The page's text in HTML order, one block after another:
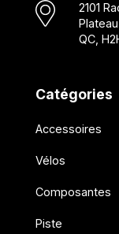
2101
QC,
Catégories
Accessoires
Vélos
Composantes
Piste